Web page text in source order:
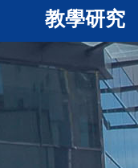
教學研究